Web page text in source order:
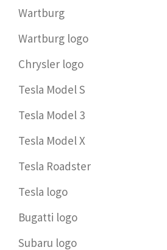
Wartburg
Wartburg logo
Chrysler logo
Tesla Model S
Tesla Model 3
Tesla Model X
Tesla Roadster
Tesla logo
Bugatti logo
Subaru logo